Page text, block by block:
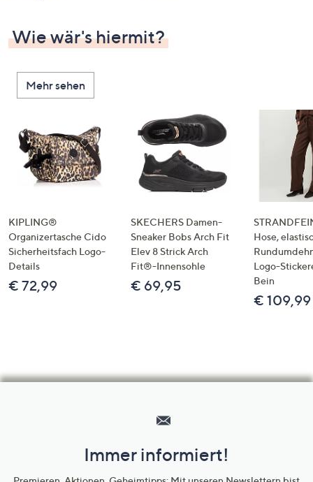
Wie wär's hiermit?
Mehr sehen
KIPLING®
Organizertasche Cido
Sicherheitsfach Logo-
Details
€ 72,99
SKECHERS Damen-
Sneaker Bobs Arch Fit
Elev 8 Strick Arch
Fit®-Innensohle
€ 69,95
Hose,
Logo-
Bein
€ 109,99
Unternehmensinformationen
Immer informiert!